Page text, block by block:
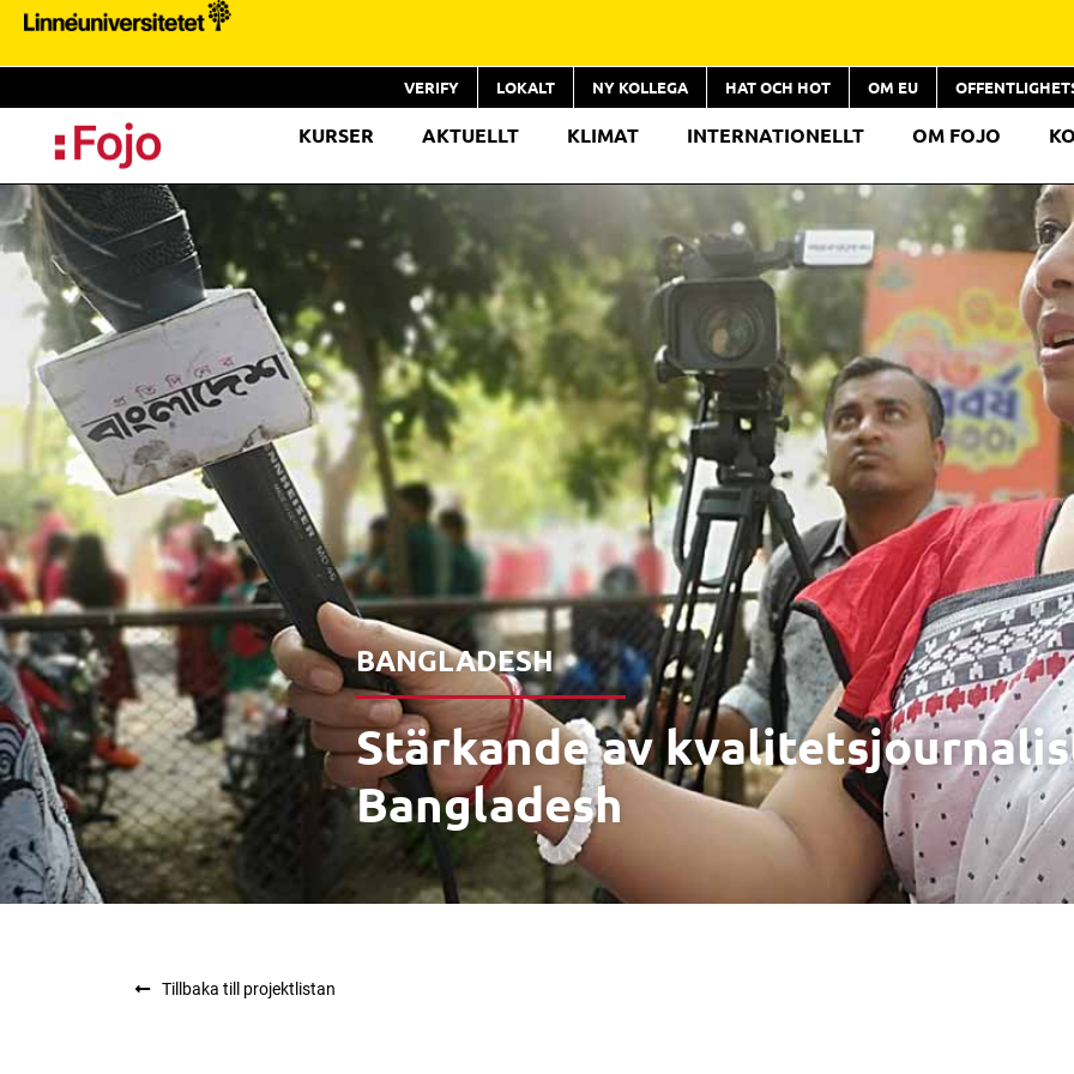
VERIFY LOKALT NY KOLLEGA HAT OCH HOT OM EU
KURSER AKTUELLT KLIMAT INTERNATIONELLT OM FOJO
BANGLADESH
Stärkande av
Bangladesh
Tillbaka till projektlistan